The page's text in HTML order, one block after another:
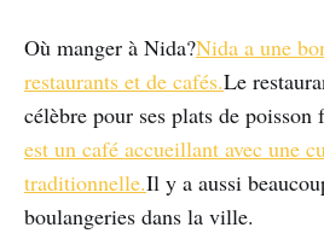
Où manger à Nida?Nida a une
restaurants et de cafés.Le
célèbre pour ses plats de poisson
est un café accueillant avec une
traditionnelle.Il y a aussi
boulangeries dans la ville.